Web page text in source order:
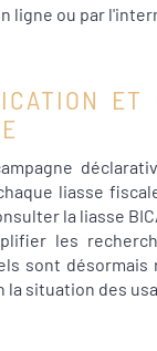
ligne ou par
ET
liasse
la liasse
les
sont désormais
la situation des